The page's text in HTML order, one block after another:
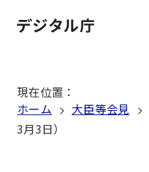
文
動
現在位置 ：
ホーム
大臣等会見
3月3日）